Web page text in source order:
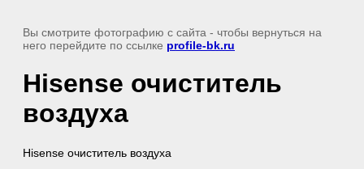
Вы смотрите фотографию с сайта - чтобы вернуться на
него перейдите по ссылке profile-bk.ru
Hisense очиститель
воздуха
Hisense очиститель воздуха